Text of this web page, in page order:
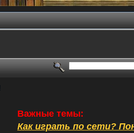
Важные темы:
Как играть по сети?